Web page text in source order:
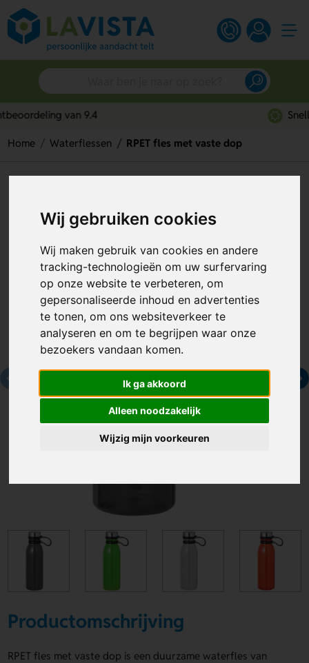
Wij gebruiken cookies
Wij maken gebruik van cookies en andere
tracking-technologieën om uw surfervaring
op onze website te verbeteren, om
gepersonaliseerde inhoud en advertenties
te tonen, om ons websiteverkeer te
analyseren en om te begrijpen waar onze
bezoekers vandaan komen.
Ik ga akkoord
Alleen noodzakelijk
Wijzig mijn voorkeuren
Home Waterflessen RPET fles met vaste dop
Artikelnummer:318387
Productomschrijving
RPET fles met vaste dop is een duurzame waterfles van